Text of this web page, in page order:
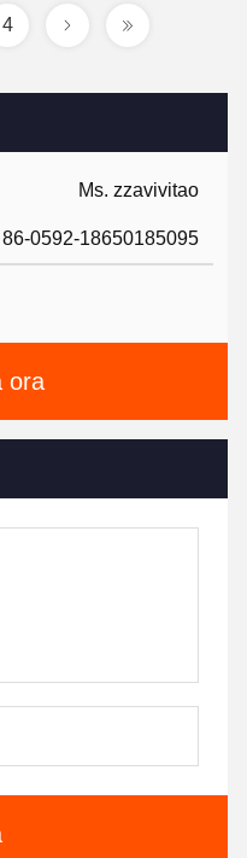
Ms. zzavivitao
86-0592-18650185095
ora
4